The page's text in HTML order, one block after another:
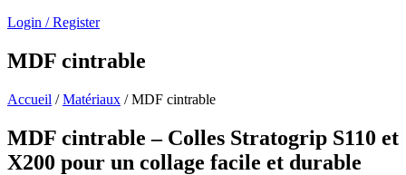
Login / Register
MDF cintrable
Accueil /Matériaux /MDF cintrable
MDF cintrable – Colles Stratogrip S110 et
X200 pour un collage facile et durable